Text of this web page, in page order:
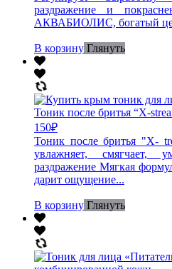
раздражение и
АКВАБИОЛИС, богатый
В корзину Глянуть
Тоник после бритья “X-
150₽
Тоник после бритья "X-
увлажняет, смягчает,
раздражение Мягкая
дарит ощущение...
В корзину Глянуть